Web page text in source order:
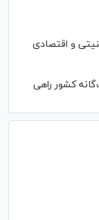
و اقتصادی
هفت‌گانه کشور راهی